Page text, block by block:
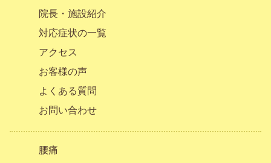
院長・施設紹介
対応症状の一覧
アクセス
お客様の声
よくある質問
お問い合わせ
腰痛